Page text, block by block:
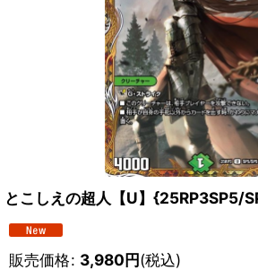
とこしえの超人【U】{25RP3SP5/
販売価格: 3,980円(税込)